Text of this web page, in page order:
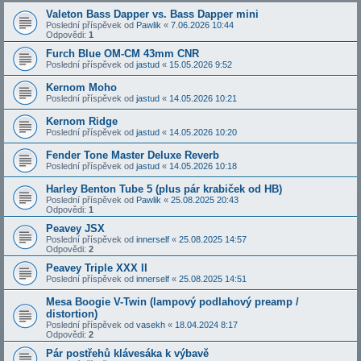
Valeton Bass Dapper vs. Bass Dapper mini
Poslední příspěvek od Pawlik « 7.06.2026 10:44
Odpovědi: 1
Furch Blue OM-CM 43mm CNR
Poslední příspěvek od jastud « 15.05.2026 9:52
Kernom Moho
Poslední příspěvek od jastud « 14.05.2026 10:21
Kernom Ridge
Poslední příspěvek od jastud « 14.05.2026 10:20
Fender Tone Master Deluxe Reverb
Poslední příspěvek od jastud « 14.05.2026 10:18
Harley Benton Tube 5 (plus pár krabiček od HB)
Poslední příspěvek od Pawlik « 25.08.2025 20:43
Odpovědi: 1
Peavey JSX
Poslední příspěvek od innerself « 25.08.2025 14:57
Odpovědi: 2
Peavey Triple XXX II
Poslední příspěvek od innerself « 25.08.2025 14:51
Mesa Boogie V-Twin (lampový podlahový preamp /
distortion)
Poslední příspěvek od vasekh « 18.04.2024 8:17
Odpovědi: 2
Pár postřehů klávesáka k výbavě